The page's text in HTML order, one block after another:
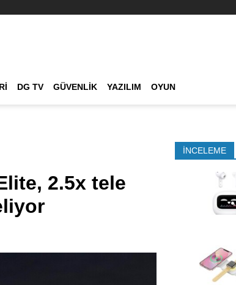
DG TV GÜVENLIK YAZILIM OYUN
2.5x tele
İNCELEME